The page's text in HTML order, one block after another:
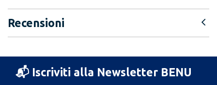
Recensioni
📬 Iscriviti alla Newsletter BENU